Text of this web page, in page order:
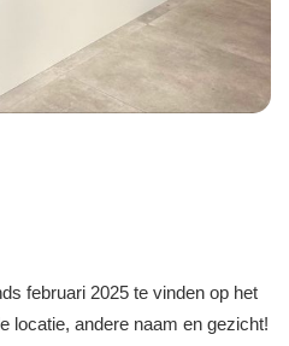
februari 2025 te vinden op het
locatie, andere naam en gezicht!